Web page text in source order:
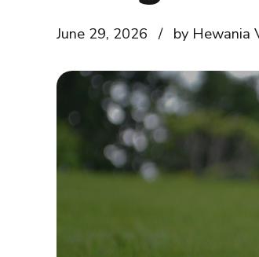
June 29, 2026 by Hewania